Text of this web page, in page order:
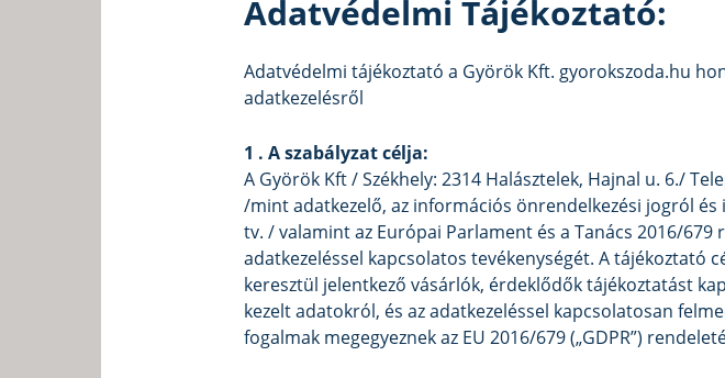
Adatvédelmi Tájékoztató:
Adatvédelmi tájékoztató a Györök Kft. gyorokszoda.hu
adatkezelésről
1 . A szabályzat célja:
A Györök Kft / Székhely: 2314 Halásztelek, Hajnal u. 6./
/mint adatkezelő, az információs önrendelkezési jogról
tv. / valamint az Európai Parlament és a Tanács 2016/679
adatkezeléssel kapcsolatos tevékenységét. A tájékoztató
keresztül jelentkező vásárlók, érdeklődők tájékoztatást
kezelt adatokról, és az adatkezeléssel kapcsolatosan
fogalmak megegyeznek az EU 2016/679 („GDPR”)